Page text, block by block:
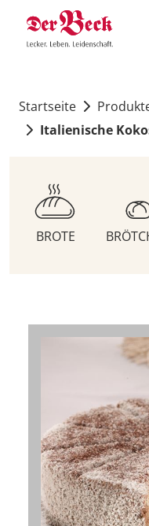
Startseite
Italienische
BROTE